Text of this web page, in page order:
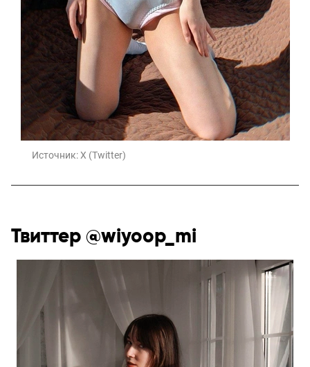
Источник:X (Twitter)
Твиттер @wiyoop_mi